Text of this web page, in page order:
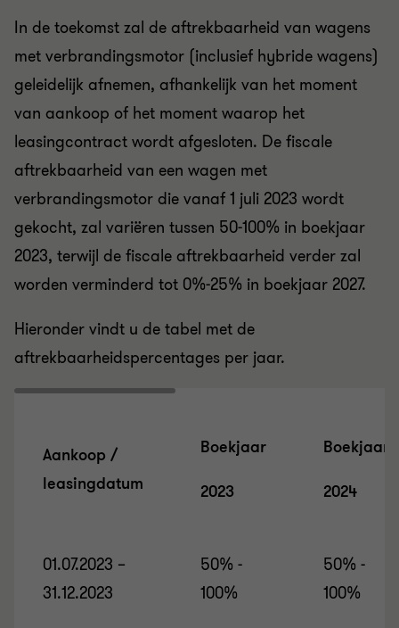
In de toekomst zal de aftrekbaarheid van wagens
met verbrandingsmotor (inclusief hybride wagens)
geleidelijk afnemen, afhankelijk van het moment
van aankoop of het moment waarop het
leasingcontract wordt afgesloten. De fiscale
aftrekbaarheid van een wagen met
verbrandingsmotor die vanaf 1 juli 2023 wordt
gekocht, zal variëren tussen 50-100% in boekjaar
2023, terwijl de fiscale aftrekbaarheid verder zal
worden verminderd tot 0%-25% in boekjaar 2027.
Hieronder vindt u de tabel met de
aftrekbaarheidspercentages per jaar.
Aankoop /
leasingdatum
Boekjaar
2023
Boekjaar
2024
01.07.2023 –
31.12.2023
50% -
100%
50% -
100%